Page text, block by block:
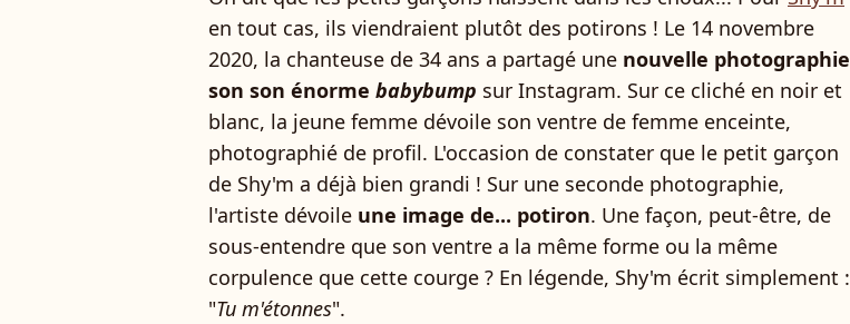
en tout cas, ils viendraient plutôt des potirons ! Le 14 novembre
2020, la chanteuse de 34 ans a partagé une nouvelle photographie
son son énorme babybump sur Instagram. Sur ce cliché en noir et
blanc, la jeune femme dévoile son ventre de femme enceinte,
photographié de profil. L'occasion de constater que le petit garçon
de Shy'm a déjà bien grandi ! Sur une seconde photographie,
l'artiste dévoile une image de... potiron. Une façon, peut-être, de
sous-entendre que son ventre a la même forme ou la même
corpulence que cette courge ? En légende, Shy'm écrit simplement :
"Tu m'étonnes".